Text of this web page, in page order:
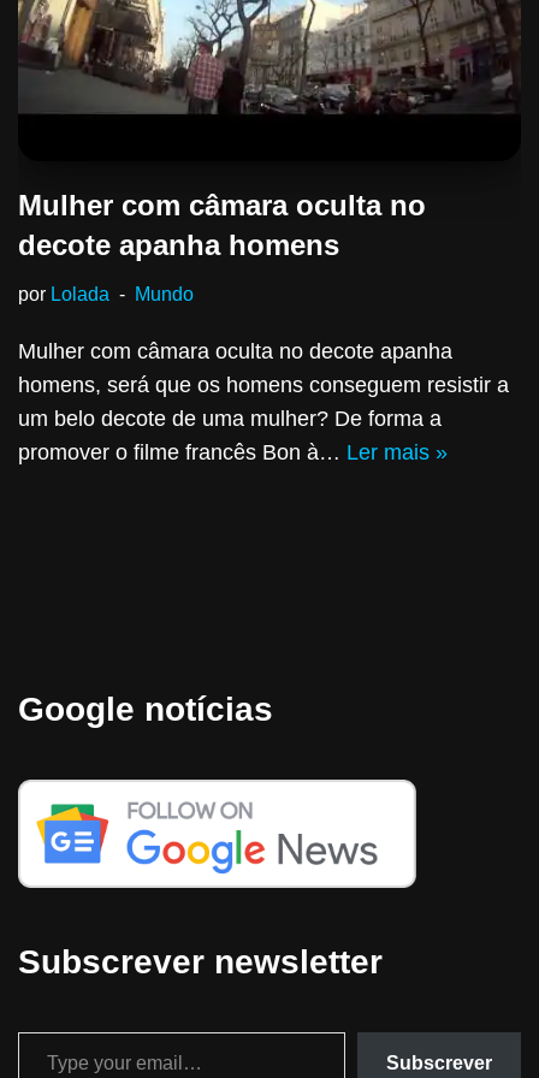
Mulher com câmara oculta no
decote apanha homens
por Lolada Mundo
Mulher com câmara oculta no decote apanha
homens, será que os homens conseguem resistir a
um belo decote de uma mulher? De forma a
promover o filme francês Bon à… Ler mais »
Google notícias
Subscrever newsletter
Subscrever